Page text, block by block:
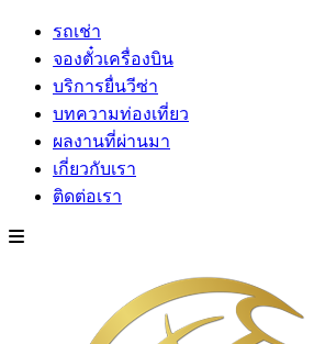
รถเช่า
จองตั๋วเครื่องบิน
บริการยื่นวีซ่า
บทความท่องเที่ยว
ผลงานที่ผ่านมา
เกี่ยวกับเรา
ติดต่อเรา